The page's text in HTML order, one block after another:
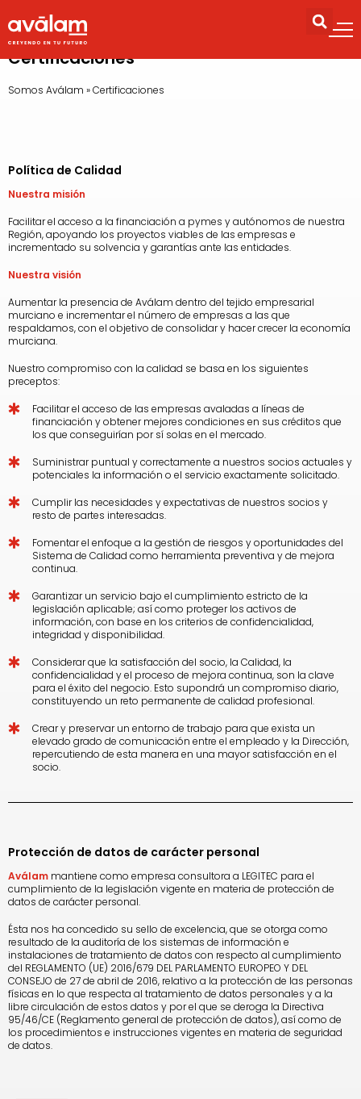
Certificaciones
Somos Aválam »Certificaciones
Política de Calidad
Nuestra misión
Facilitar el acceso a la financiación a pymes y autónomos de nuestra
Región, apoyando los proyectos viables de las empresas e
incrementado su solvencia y garantías ante las entidades.
Nuestra visión
Aumentar la presencia de Aválam dentro del tejido empresarial
murciano e incrementar el número de empresas a las que
respaldamos, con el objetivo de consolidar y hacer crecer la economía
murciana.
Nuestro compromiso con la calidad se basa en los siguientes
preceptos:
Facilitar el acceso de las empresas avaladas a líneas de
financiación y obtener mejores condiciones en sus créditos que
los que conseguirían por sí solas en el mercado.
Suministrar puntual y correctamente a nuestros socios actuales y
potenciales la información o el servicio exactamente solicitado.
Cumplir las necesidades y expectativas de nuestros socios y
resto de partes interesadas.
Fomentar el enfoque a la gestión de riesgos y oportunidades del
Sistema de Calidad como herramienta preventiva y de mejora
continua.
Garantizar un servicio bajo el cumplimiento estricto de la
legislación aplicable; así como proteger los activos de
información, con base en los criterios de confidencialidad,
integridad y disponibilidad.
Considerar que la satisfacción del socio, la Calidad, la
confidencialidad y el proceso de mejora continua, son la clave
para el éxito del negocio. Esto supondrá un compromiso diario,
constituyendo un reto permanente de calidad profesional.
Crear y preservar un entorno de trabajo para que exista un
elevado grado de comunicación entre el empleado y la Dirección,
repercutiendo de esta manera en una mayor satisfacción en el
socio.
Protección de datos de carácter personal
Aválam mantiene como empresa consultora a LEGITEC para el
cumplimiento de la legislación vigente en materia de protección de
datos de carácter personal.
Ésta nos ha concedido su sello de excelencia, que se otorga como
resultado de la auditoría de los sistemas de información e
instalaciones de tratamiento de datos con respecto al cumplimiento
del REGLAMENTO (UE) 2016/679 DEL PARLAMENTO EUROPEO Y DEL
CONSEJO de 27 de abril de 2016, relativo a la protección de las personas
físicas en lo que respecta al tratamiento de datos personales y a la
libre circulación de estos datos y por el que se deroga la Directiva
95/46/CE (Reglamento general de protección de datos), así como de
los procedimientos e instrucciones vigentes en materia de seguridad
de datos.